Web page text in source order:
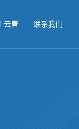
云唐 联系我们